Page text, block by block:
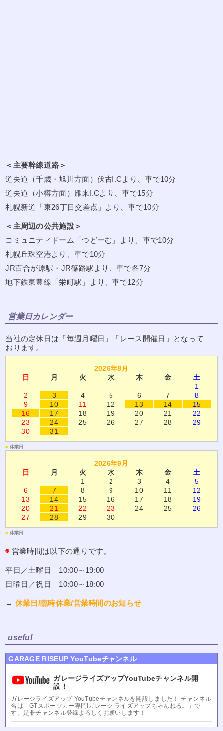
＜主要幹線道路＞
道央道（千歳・旭川方面）伏古I.Cより、車で10分
道央道（小樽方面）雁来I.Cより、車で15分
札幌新道「東26丁目交差点」より、車で10分
＜主周辺の公共施設＞
コミュニティドーム「つどーむ」より、車で10分
札幌丘珠空港より、車で10分
JR百合が原駅・JR篠路駅より、車で各7分
地下鉄東豊線「栄町駅」より、車で12分
営業日カレンダー
当社の定休日は「毎週月曜日」「レース開催日」となって
おります。
2026年8月
日
月 火 水 木 金
土
1
2
3 4 5 6 7
8
9
10 11 12 13 14
15
16
17 18 19 20 21
22
23
24 25 26 27 28
29
30
31
■ 休業日
2026年9月
日
月 火 水 木 金
土
1
2 3 4
5
6
7 8 9 10 11
12
13
14 15 16 17 18
19
20
21 22 23 24 25
26
27
28 29 30
■ 休業日
◉ 営業時間は以下の通りです。
平日／土曜日 10:00～19:00
日曜日／祝日 10:00～18:00
→ 休業日/臨時休業/営業時間のお知らせ
useful
GARAGE RISEUP YouTubeチャンネル
ガレージライズアップYouTubeチャンネル開
設！
ガレージライズアップ YouTubeチャンネルを開設しました！ チャンネル
名は「GTスポーツカー専門!ガレージ ライズアップちゃんねる。」で
す。是非チャンネル登録よろしくお願いします！